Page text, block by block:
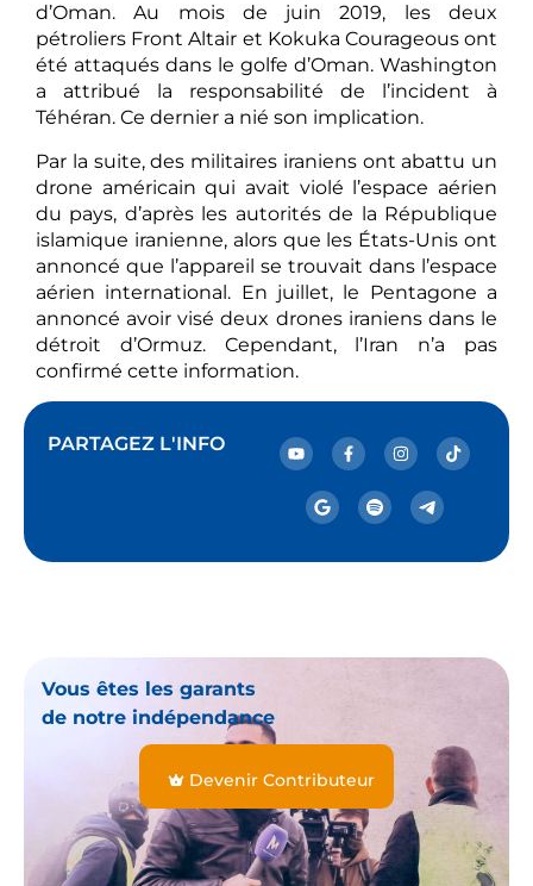
d’Oman. Au mois de juin 2019, les deux
pétroliers Front Altair et Kokuka Courageous ont
été attaqués dans le golfe d’Oman. Washington
a attribué la responsabilité de l’incident à
Téhéran. Ce dernier a nié son implication.
Par la suite, des militaires iraniens ont abattu un
drone américain qui avait violé l’espace aérien
du pays, d’après les autorités de la République
islamique iranienne, alors que les États-Unis ont
annoncé que l’appareil se trouvait dans l’espace
aérien international. En juillet, le Pentagone a
annoncé avoir visé deux drones iraniens dans le
détroit d’Ormuz. Cependant, l’Iran n’a pas
confirmé cette information.
PARTAGEZ L'INFO
Vous êtes les garants
de notre indépendance
Devenir Contributeur